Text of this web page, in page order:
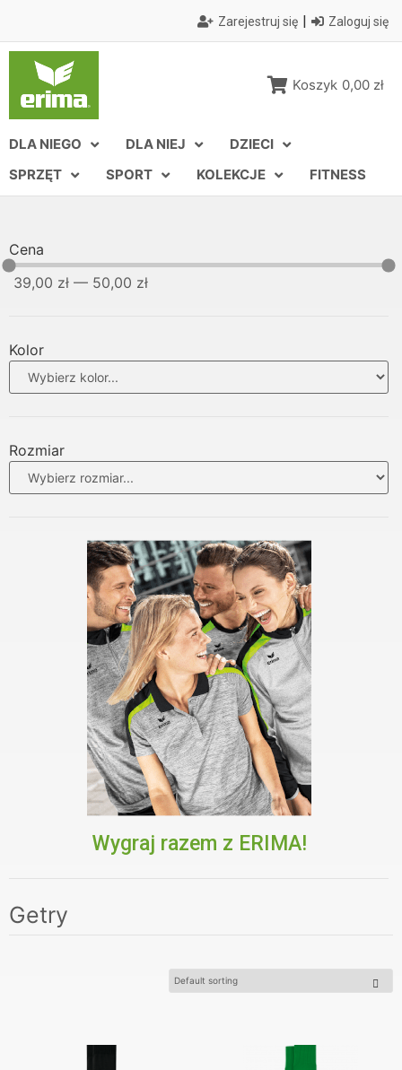
Zarejestruj się | Zaloguj się
Koszyk 0,00 zł
DLA NIEGO DLA NIEJ
DZIECI
SPRZĘT
SPORT KOLEKCJE FITNESS
Cena
39,00 zł — 50,00 zł
Kolor
Rozmiar
Wygraj razem z ERIMA!
Getry